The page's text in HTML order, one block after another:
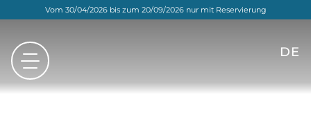
Vom 30/04/2026 bis zum 20/09/2026 nur mit Reservierung
DE